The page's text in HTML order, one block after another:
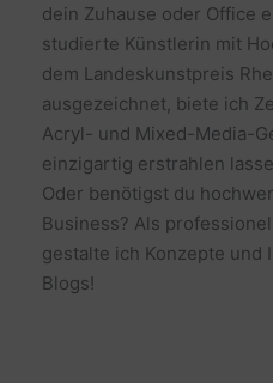
dein Zuhause oder Office
studierte Künstlerin mit
dem Landeskunstpreis
ausgezeichnet, biete ich
Acryl- und Mixed-Media-
einzigartig erstrahlen
Oder benötigst du
Business? Als
gestalte ich Konzepte und
Blogs!